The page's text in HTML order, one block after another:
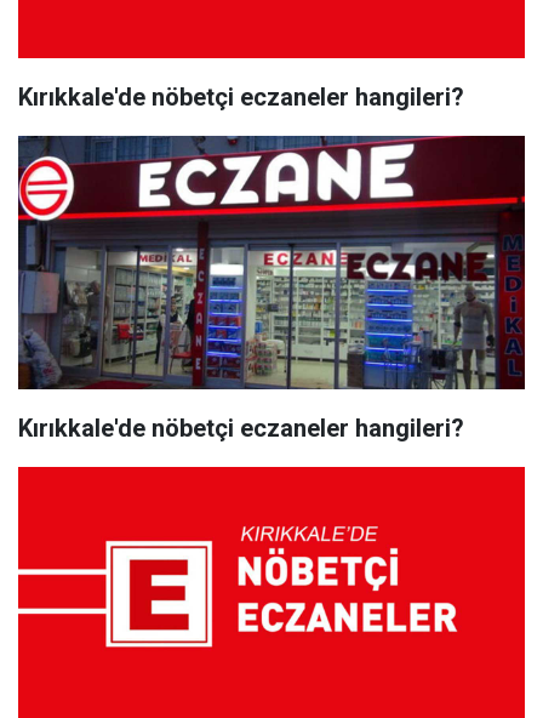
Kırıkkale'de nöbetçi eczaneler hangileri?
Kırıkkale'de nöbetçi eczaneler hangileri?